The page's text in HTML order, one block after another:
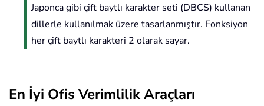
Japonca gibi çift baytlı karakter seti (DBCS) kullanan
dillerle kullanılmak üzere tasarlanmıştır. Fonksiyon
her çift baytlı karakteri 2 olarak sayar.
En İyi Ofis Verimlilik Araçları